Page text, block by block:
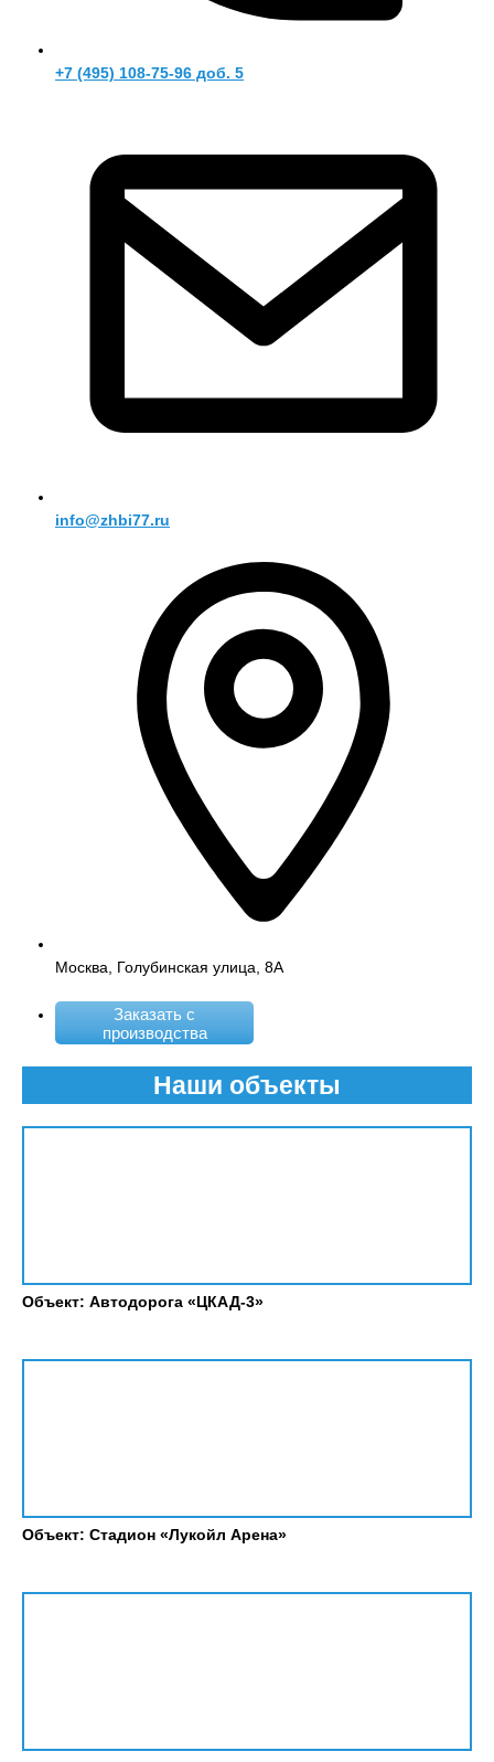
+7 (495) 108-75-96 доб. 5
info@zhbi77.ru
Москва, Голубинская улица, 8А
Заказать с
производства
Наши объекты
Объект: Автодорога «ЦКАД-3»
Объект: Стадион «Лукойл Арена»